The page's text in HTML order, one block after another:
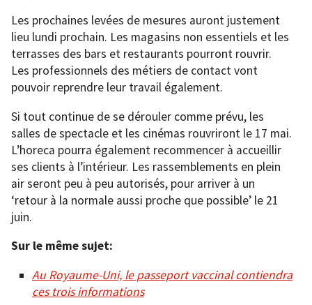
Les prochaines levées de mesures auront justement
lieu lundi prochain. Les magasins non essentiels et les
terrasses des bars et restaurants pourront rouvrir.
Les professionnels des métiers de contact vont
pouvoir reprendre leur travail également.
Si tout continue de se dérouler comme prévu, les
salles de spectacle et les cinémas rouvriront le 17 mai.
L’horeca pourra également recommencer à accueillir
ses clients à l’intérieur. Les rassemblements en plein
air seront peu à peu autorisés, pour arriver à un
‘retour à la normale aussi proche que possible’ le 21
juin.
Sur le même sujet:
Au Royaume-Uni, le passeport vaccinal contiendra
ces trois informations